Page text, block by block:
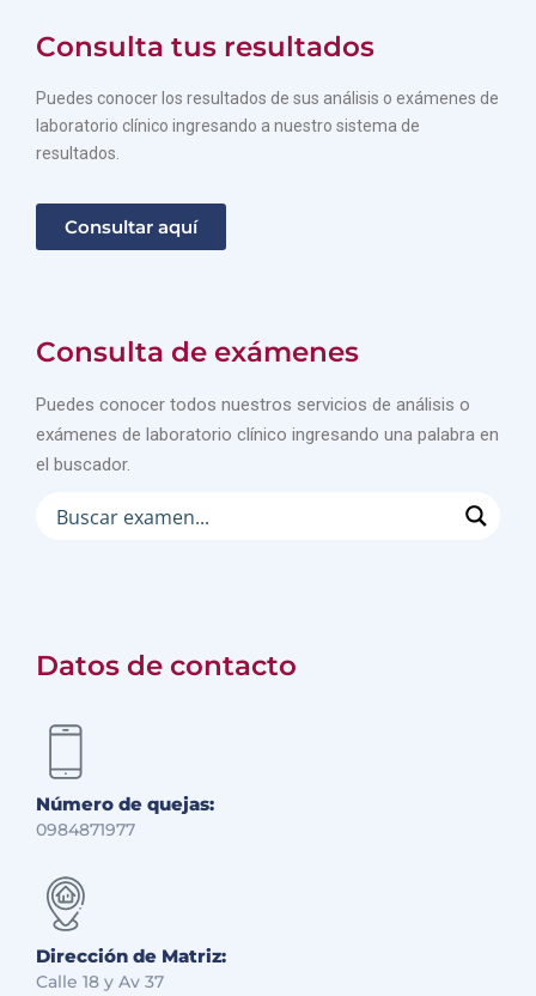
Consulta tus resultados
Puedes conocer los resultados de sus análisis o exámenes de
laboratorio clínico ingresando a nuestro sistema de
resultados.
Consultar aquí
Consulta de exámenes
Puedes conocer todos nuestros servicios de análisis o
exámenes de laboratorio clínico ingresando una palabra en
el buscador.
Datos de contacto
Número de quejas:
0984871977
Dirección de Matriz:
Calle 18 y Av 37